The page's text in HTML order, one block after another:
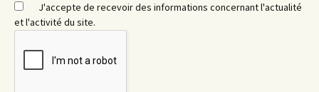
J'accepte de recevoir des informations concernant l'actualité
et l'activité du site.